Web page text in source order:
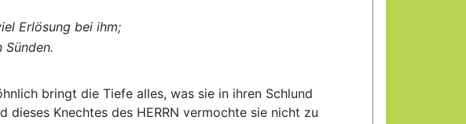
Erlösung bei ihm;
Sünden.
bringt die Tiefe alles, was sie in ihren Schlund
dieses Knechtes des HERRN vermochte sie nicht zu